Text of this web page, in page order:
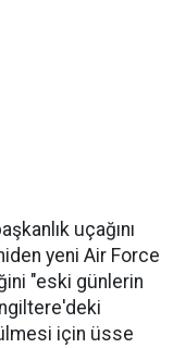
uçağını
yeni Air Force
"eski günlerin
için üsse